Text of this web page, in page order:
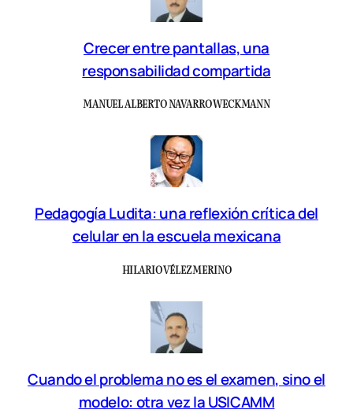
Crecer entre pantallas, una
responsabilidad compartida
MANUEL ALBERTO NAVARRO WECKMANN
Pedagogía Ludita: una reflexión crítica del
celular en la escuela mexicana
HILARIO VÉLEZ MERINO
Cuando el problema no es el examen, sino el
modelo: otra vez la USICAMM